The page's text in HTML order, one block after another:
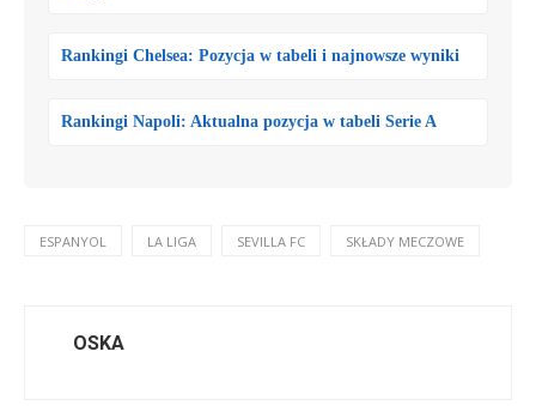
Rankingi Chelsea: Pozycja w tabeli i najnowsze wyniki
Rankingi Napoli: Aktualna pozycja w tabeli Serie A
ESPANYOL LA LIGA SEVILLA FC SKŁADY MECZOWE
OSKA